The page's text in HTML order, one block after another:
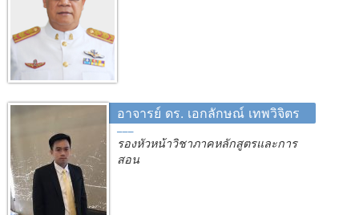
อาจารย์ ดร. เอกลักษณ์ เทพวิจิตร
รองหัวหน้าวิชาภาคหลักสูตรและการ
สอน